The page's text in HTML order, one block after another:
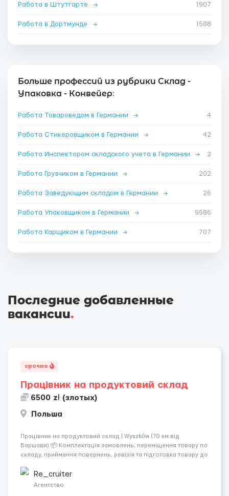
Работа в Штутгарте → 1907
Работа в Дортмунде → 1508
Больше профессий из рубрики Склад -
Упаковка - Конвейер:
Работа Товароведом в Германии → 4
Работа Стикеровщиком в Германии → 42
Работа Инспектором складского учета в Германии → 2
Работа Грузчиком в Германии → 202
Работа Заведующим складом в Германии → 26
Работа Упаковщиком в Германии → 9586
Работа Карщиком в Германии → 707
Последние добавленные
вакансии.
срочно
Працівник на продуктовий склад
6500 zł (злотых)
Польша
Працівник на продуктовий склад | Wyszków (70 км від
Варшави) 📦 Комплектація замовлень, переміщення товару по
складу, приймання повернень, ревізія та підготовка товару до
— акордна система оплати (можливий заробіто...
Re_cruiter
Агентство